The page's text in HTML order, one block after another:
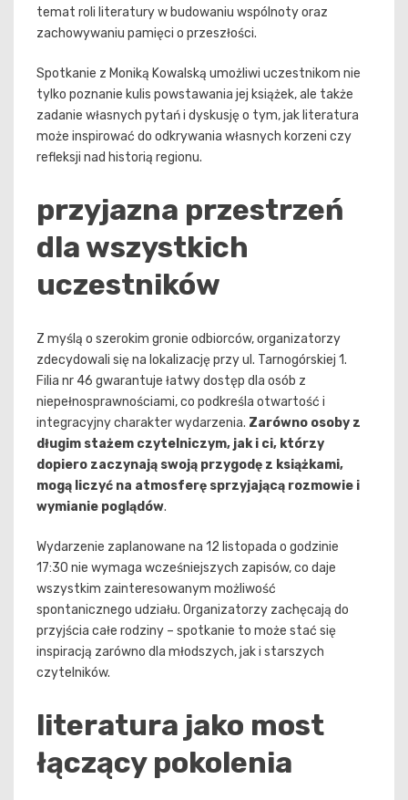
temat roli literatury w budowaniu wspólnoty oraz
zachowywaniu pamięci o przeszłości.
Spotkanie z Moniką Kowalską umożliwi uczestnikom nie
tylko poznanie kulis powstawania jej książek, ale także
zadanie własnych pytań i dyskusję o tym, jak literatura
może inspirować do odkrywania własnych korzeni czy
refleksji nad historią regionu.
przyjazna przestrzeń
dla wszystkich
uczestników
Z myślą o szerokim gronie odbiorców, organizatorzy
zdecydowali się na lokalizację przy ul. Tarnogórskiej 1.
Filia nr 46 gwarantuje łatwy dostęp dla osób z
niepełnosprawnościami, co podkreśla otwartość i
integracyjny charakter wydarzenia. Zarówno osoby z
długim stażem czytelniczym, jak i ci, którzy
dopiero zaczynają swoją przygodę z książkami,
mogą liczyć na atmosferę sprzyjającą rozmowie i
wymianie poglądów.
Wydarzenie zaplanowane na 12 listopada o godzinie
17:30 nie wymaga wcześniejszych zapisów, co daje
wszystkim zainteresowanym możliwość
spontanicznego udziału. Organizatorzy zachęcają do
przyjścia całe rodziny – spotkanie to może stać się
inspiracją zarówno dla młodszych, jak i starszych
czytelników.
literatura jako most
łączący pokolenia